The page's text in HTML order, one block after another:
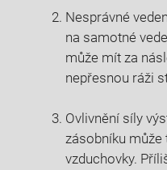
Nesprávné
na samotné
může mít za
nepřesnou ráži
Ovlivnění síly
zásobníku může
vzduchovky.